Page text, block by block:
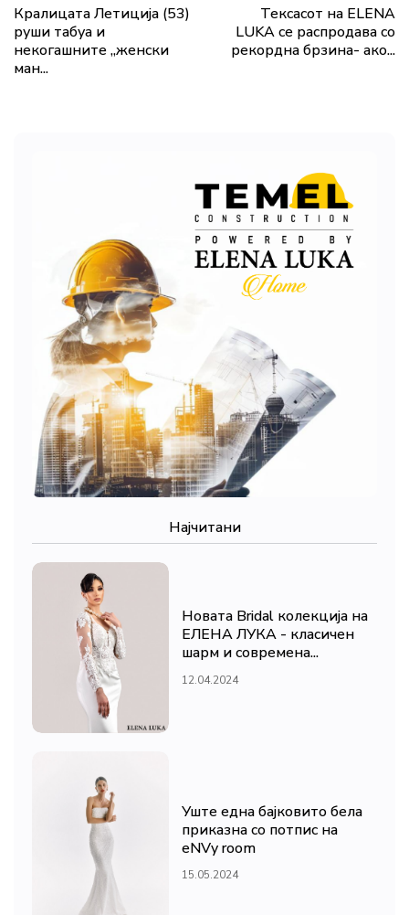
Кралицата Летиција (53)
руши табуа и
некогашните „женски
ман...
Тексасот на ELENA
LUKA се распродава со
рекордна брзина- ако...
Најчитани
Новата Bridal колекција на
ЕЛЕНА ЛУКА - класичен
шарм и современа...
12.04.2024
Уште една бајковито бела
приказна со потпис на
eNVy room
15.05.2024